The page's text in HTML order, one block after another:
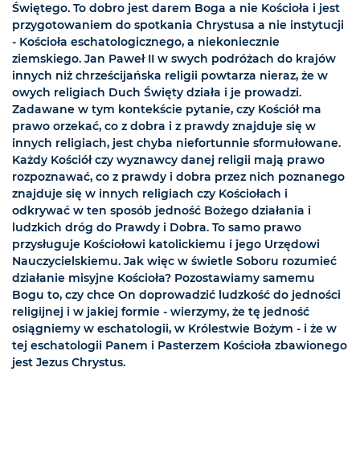
Świętego. To dobro jest darem Boga a nie Kościoła i jest
przygotowaniem do spotkania Chrystusa a nie instytucji
- Kościoła eschatologicznego, a niekoniecznie
ziemskiego. Jan Paweł II w swych podróżach do krajów
innych niż chrześcijańska religii powtarza nieraz, że w
owych religiach Duch Święty działa i je prowadzi.
Zadawane w tym kontekście pytanie, czy Kościół ma
prawo orzekać, co z dobra i z prawdy znajduje się w
innych religiach, jest chyba niefortunnie sformułowane.
Każdy Kościół czy wyznawcy danej religii mają prawo
rozpoznawać, co z prawdy i dobra przez nich poznanego
znajduje się w innych religiach czy Kościołach i
odkrywać w ten sposób jedność Bożego działania i
ludzkich dróg do Prawdy i Dobra. To samo prawo
przysługuje Kościołowi katolickiemu i jego Urzędowi
Nauczycielskiemu. Jak więc w świetle Soboru rozumieć
działanie misyjne Kościoła? Pozostawiamy samemu
Bogu to, czy chce On doprowadzić ludzkość do jedności
religijnej i w jakiej formie - wierzymy, że tę jedność
osiągniemy w eschatologii, w Królestwie Bożym - i że w
tej eschatologii Panem i Pasterzem Kościoła zbawionego
jest Jezus Chrystus.